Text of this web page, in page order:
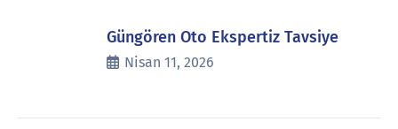
Güngören Oto Ekspertiz Tavsiye
Nisan 11, 2026